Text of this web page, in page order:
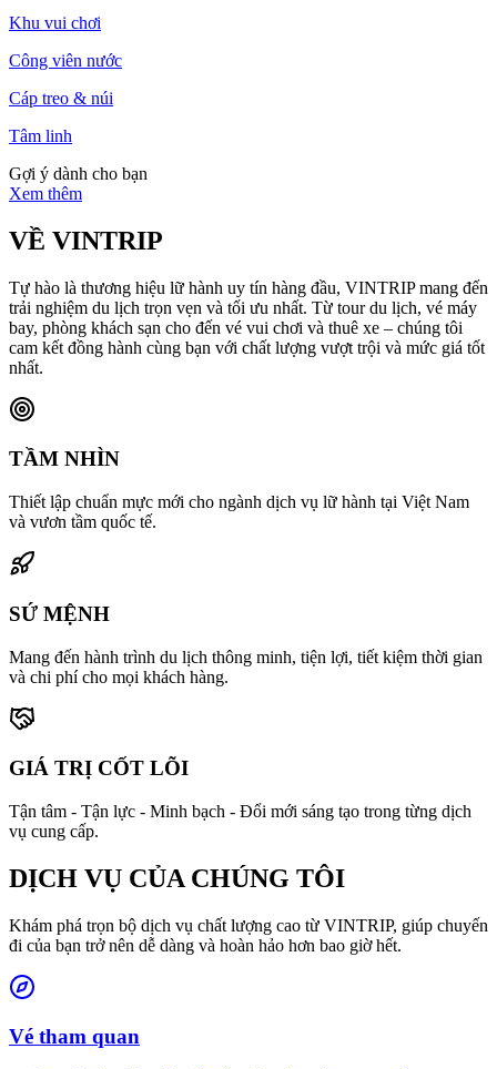
Khu vui chơi
Công viên nước
Cáp treo & núi
Tâm linh
Gợi ý dành cho bạn
Xem thêm
VỀ VINTRIP
Tự hào là thương hiệu lữ hành uy tín hàng đầu, VINTRIP mang đến
trải nghiệm du lịch trọn vẹn và tối ưu nhất. Từ tour du lịch, vé máy
bay, phòng khách sạn cho đến vé vui chơi và thuê xe – chúng tôi
cam kết đồng hành cùng bạn với chất lượng vượt trội và mức giá tốt
nhất.
TẦM NHÌN
Thiết lập chuẩn mực mới cho ngành dịch vụ lữ hành tại Việt Nam
và vươn tầm quốc tế.
SỨ MỆNH
Mang đến hành trình du lịch thông minh, tiện lợi, tiết kiệm thời gian
và chi phí cho mọi khách hàng.
GIÁ TRỊ CỐT LÕI
Tận tâm - Tận lực - Minh bạch - Đổi mới sáng tạo trong từng dịch
vụ cung cấp.
DỊCH VỤ CỦA CHÚNG TÔI
Khám phá trọn bộ dịch vụ chất lượng cao từ VINTRIP, giúp chuyến
đi của bạn trở nên dễ dàng và hoàn hảo hơn bao giờ hết.
Vé tham quan